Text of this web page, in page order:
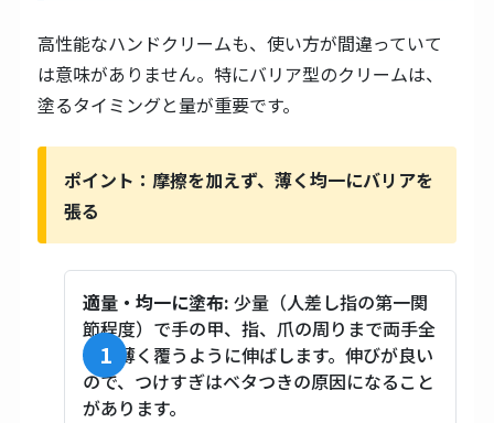
高性能なハンドクリームも、使い方が間違っていて
は意味がありません。特にバリア型のクリームは、
塗るタイミングと量が重要です。
ポイント：摩擦を加えず、薄く均一にバリアを
張る
適量・均一に塗布: 少量（人差し指の第一関
節程度）で手の甲、指、爪の周りまで両手全
体を薄く覆うように伸ばします。伸びが良い
ので、つけすぎはベタつきの原因になること
があります。